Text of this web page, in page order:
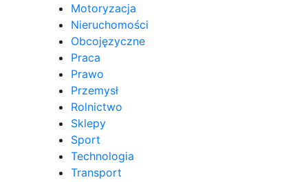
Motoryzacja
Nieruchomości
Obcojęzyczne
Praca
Prawo
Przemysł
Rolnictwo
Sklepy
Sport
Technologia
Transport